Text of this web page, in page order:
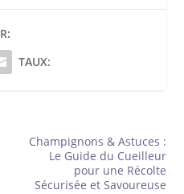
TAUX:
Champignons & Astuces :
Le Guide du Cueilleur
pour une Récolte
Sécurisée et Savoureuse